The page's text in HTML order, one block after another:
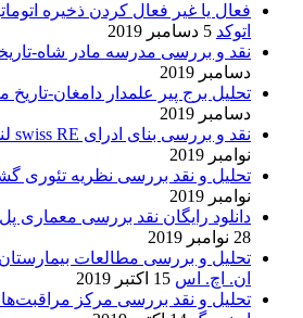
اتوکد 5 دسامبر 2019
نقد و بررسی مدرسه مادر شاه-
دسامبر 2019
تحلیل برج پیر علمدار دامغان-تاریخ
دسامبر 2019
نقد و بررسی بنای ادرای swiss RE لندن-نورمن فاستر
نوامبر 2019
تحلیل و نقد بررسی نظریه تئوری
نوامبر 2019
دانلود رایگان نقد بررسی معماری
28 نوامبر 2019
تحلیل و بررسی مطالعات
ان. اچ. اس 15 اکتبر 2019
تحلیل و نقد بررسی مرکز